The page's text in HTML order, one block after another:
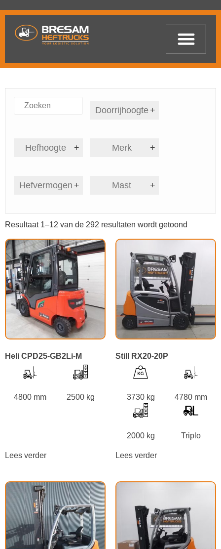
Doorrijhoogte +
Hefhoogte + Merk +
Hefvermogen + Mast +
Resultaat 1–12 van de 292 resultaten wordt getoond
Heli CPD25-GB2Li-M
4800 mm 2500 kg
Lees verder
Still RX20-20P
3730 kg 4780 mm
2000 kg Triplo
Lees verder